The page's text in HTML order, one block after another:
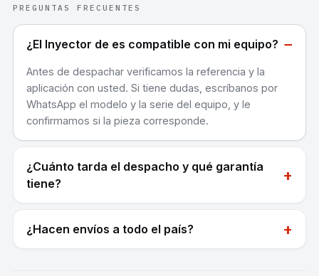
PREGUNTAS FRECUENTES
¿El Inyector de es compatible con mi equipo? −
Antes de despachar verificamos la referencia y la
aplicación con usted. Si tiene dudas, escríbanos por
WhatsApp el modelo y la serie del equipo, y le
confirmamos si la pieza corresponde.
¿Cuánto tarda el despacho y qué garantía
tiene?
+
¿Hacen envíos a todo el país? +